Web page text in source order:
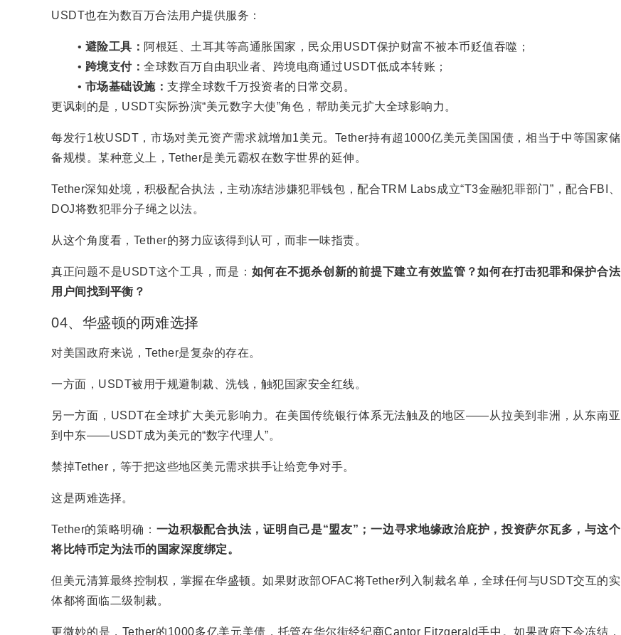
USDT也在为数百万合法用户提供服务：
避险工具： 阿根廷、土耳其等高通胀国家，民众用USDT保护财富不被本币贬值吞噬；
跨境支付：全球数百万自由职业者、跨境电商通过USDT低成本转账；
市场基础设施：支撑全球数千万投资者的日常交易。
更讽刺的是，USDT实际扮演“美元数字大使”角色，帮助美元扩大全球影响力。
每发行1枚USDT，市场对美元资产需求就增加1美元。Tether持有超1000亿美元美国国债，相当于中等国家储
备规模。某种意义上，Tether是美元霸权在数字世界的延伸。
Tether深知处境，积极配合执法，主动冻结涉嫌犯罪钱包，配合TRM Labs成立“T3金融犯罪部门”，配合FBI、
DOJ将数犯罪分子绳之以法。
从这个角度看，Tether的努力应该得到认可，而非一味指责。
真正问题不是USDT这个工具，而是： 如何在不扼杀创新的前提下建立有效监管？如何在打击犯罪和保护合法
用户间找到平衡？
04、华盛顿的两难选择
对美国政府来说，Tether是复杂的存在。
一方面，USDT被用于规避制裁、洗钱，触犯国家安全红线。
另一方面，USDT在全球扩大美元影响力。在美国传统银行体系无法触及的地区——从拉美到非洲，从东南亚
到中东——USDT成为美元的“数字代理人”。
禁掉Tether，等于把这些地区美元需求拱手让给竞争对手。
这是两难选择。
Tether的策略明确： 一边积极配合执法，证明自己是“盟友”；一边寻求地缘政治庇护，投资萨尔瓦多，与这个
将比特币定为法币的国家深度绑定。
但美元清算最终控制权，掌握在华盛顿。如果财政部OFAC将Tether列入制裁名单，全球任何与USDT交互的实
体都将面临二级制裁。
更微妙的是，Tether的1000多亿美元美债，托管在华尔街经纪商Cantor Fitzgerald手中。如果政府下令冻结，